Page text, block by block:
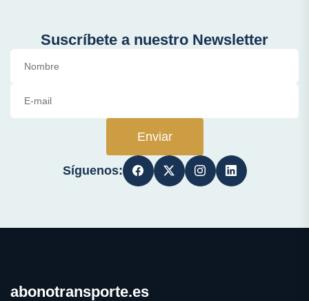
Suscríbete a nuestro Newsletter
Enviar
Síguenos:
abonotransporte.es